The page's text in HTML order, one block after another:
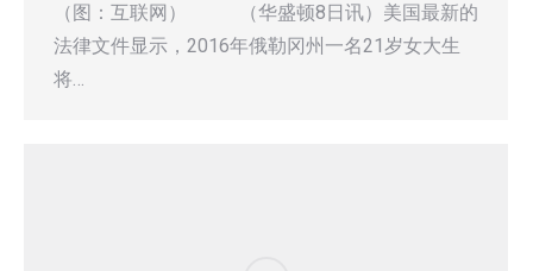
（图：互联网） （华盛顿8日讯）美国最新的
法律文件显示，2016年俄勒冈州一名21岁女大生
将…